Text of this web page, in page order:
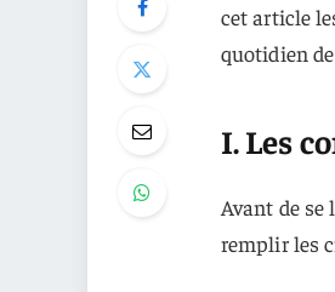
cet article
quotidien
I. Les
Avant de se
remplir les